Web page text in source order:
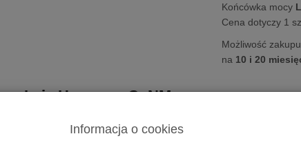
Końcówka mocy
Cena dotyczy 1
Możliwość
na 10 i 20
Laiv Harmony GaNM
| Monofoniczny wzmacniacz mocy |
Informacja o cookies